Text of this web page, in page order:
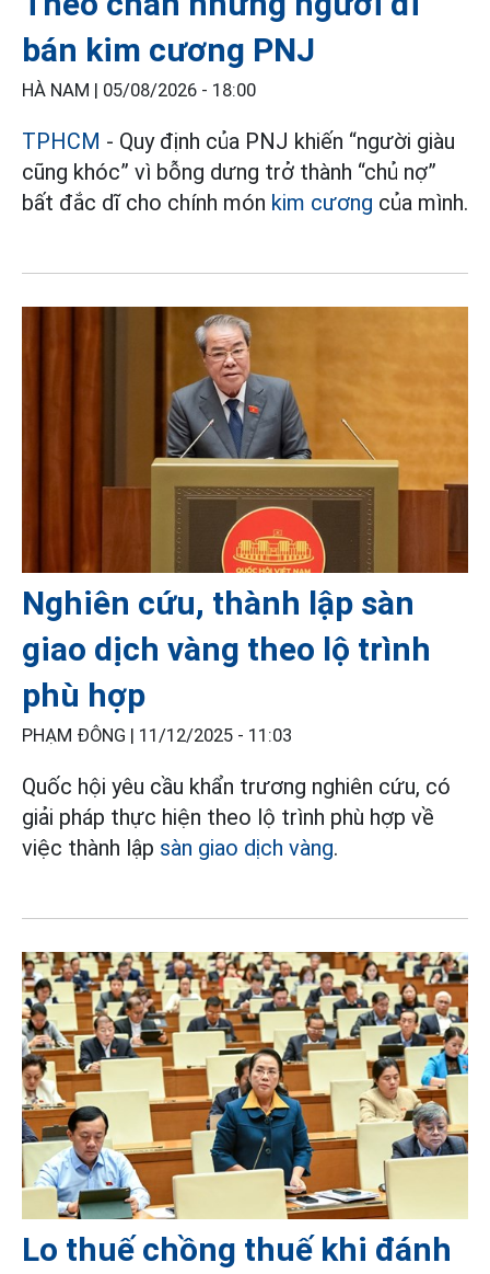
bán kim cương PNJ
HÀ NAM | 05/08/2026 - 18:00
TPHCM - Quy định của PNJ khiến “người giàu
cũng khóc” vì bỗng dưng trở thành “chủ nợ”
bất đắc dĩ cho chính món kim cương của mình.
Nghiên cứu, thành lập sàn
giao dịch vàng theo lộ trình
phù hợp
PHẠM ĐÔNG | 11/12/2025 - 11:03
Quốc hội yêu cầu khẩn trương nghiên cứu, có
giải pháp thực hiện theo lộ trình phù hợp về
việc thành lập sàn giao dịch vàng.
Lo thuế chồng thuế khi đánh